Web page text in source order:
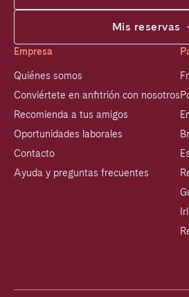
Mis reservas
Empresa
Quiénes somos
Conviértete en anfitrión con nosotros
Recomienda a tus amigos
Oportunidades laborales
Contacto
Ayuda y preguntas frecuentes